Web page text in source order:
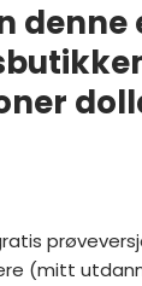
denne
(mitt